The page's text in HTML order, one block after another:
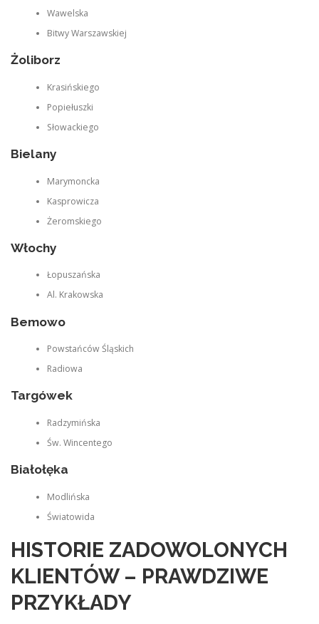
Wawelska
Bitwy Warszawskiej
Żoliborz
Krasińskiego
Popiełuszki
Słowackiego
Bielany
Marymoncka
Kasprowicza
Żeromskiego
Włochy
Łopuszańska
Al. Krakowska
Bemowo
Powstańców Śląskich
Radiowa
Targówek
Radzymińska
Św. Wincentego
Białołęka
Modlińska
Światowida
HISTORIE ZADOWOLONYCH
KLIENTÓW – PRAWDZIWE
PRZYKŁADY